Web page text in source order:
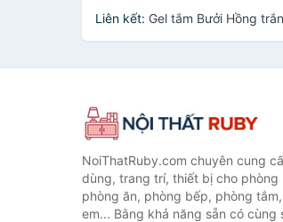
Liên kết: Gel tắm Bưởi Hồng
NoiThatRuby.com chuyên cung
dùng, trang trí, thiết bị cho
phòng ăn, phòng bếp, phòng
em... Bằng khả năng sẵn có